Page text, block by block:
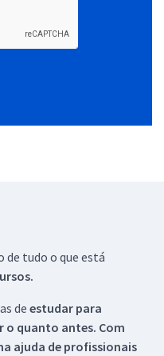
de tudo o que está
de estudar para
o quanto antes. Com
ajuda de profissionais